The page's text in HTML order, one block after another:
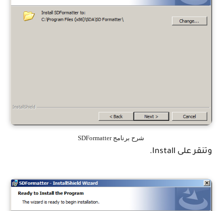
شرح برنامج SDFormatter
وتنقر على Install.